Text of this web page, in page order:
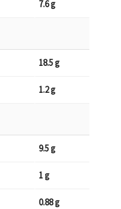
7.6 g
18.5 g
1.2 g
9.5 g
1 g
0.88 g